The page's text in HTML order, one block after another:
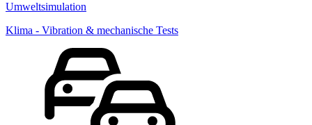
Umweltsimulation
Klima - Vibration & mechanische Tests